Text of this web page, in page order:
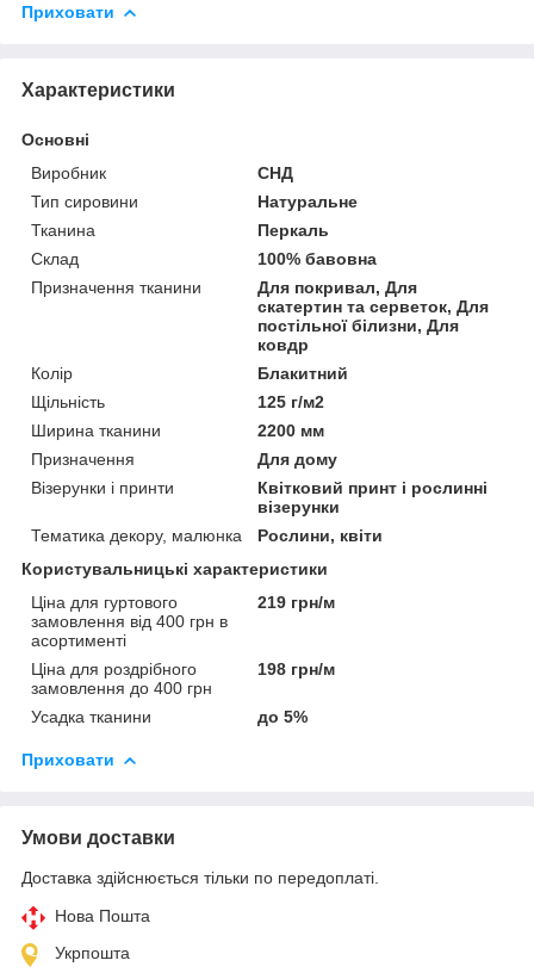
Приховати
Характеристики
Основні
Виробник
СНД
Тип сировини
Натуральне
Тканина
Перкаль
Склад
100% бавовна
Призначення тканини
Для покривал, Для
скатертин та серветок, Для
постільної білизни, Для
ковдр
Колір
Блакитний
Щільність
125 г/м2
Ширина тканини
2200 мм
Призначення
Для дому
Візерунки і принти
Квітковий принт і рослинні
візерунки
Тематика декору, малюнка
Рослини, квіти
Користувальницькі характеристики
Ціна для гуртового
замовлення від 400 грн в
асортименті
219 грн/м
Ціна для роздрібного
замовлення до 400 грн
198 грн/м
Усадка тканини до 5%
Приховати
Умови доставки
Доставка здійснюється тільки по передоплаті.
Нова Пошта
Укрпошта